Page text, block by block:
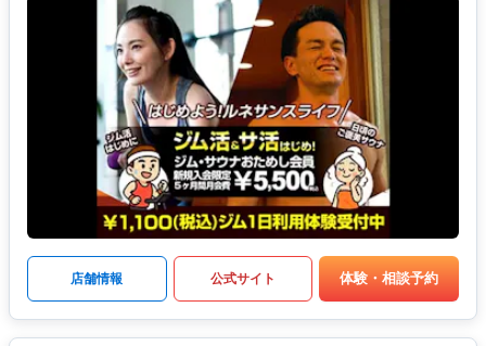
店舗情報 公式サイト 体験・相談予約